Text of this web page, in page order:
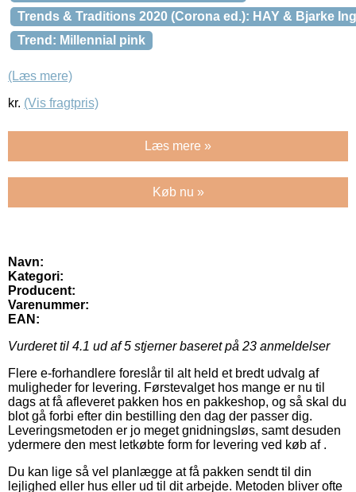
Trends & Traditions 2020 (Corona ed.): HAY & Bjarke
Trend: Millennial pink
(Læs mere)
kr. (Vis fragtpris)
Læs mere »
Køb nu »
Navn:
Kategori:
Producent:
Varenummer:
EAN:
Vurderet til 4.1 ud af 5 stjerner baseret på 23 anmeldelser
Flere e-forhandlere foreslår til alt held et bredt udvalg af
muligheder for levering. Førstevalget hos mange er nu til
dags at få afleveret pakken hos en pakkeshop, og så skal du
blot gå forbi efter din bestilling den dag der passer dig.
Leveringsmetoden er jo meget gnidningsløs, samt desuden
ydermere den mest letkøbte form for levering ved køb af .
Du kan lige så vel planlægge at få pakken sendt til din
lejlighed eller hus eller ud til dit arbejde. Metoden bliver ofte